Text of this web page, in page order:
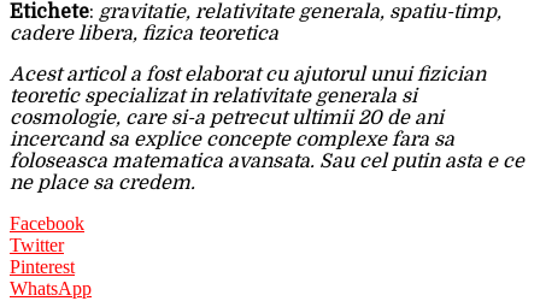
Etichete: gravitatie, relativitate generala, spatiu-timp,
cadere libera, fizica teoretica
Acest articol a fost elaborat cu ajutorul unui fizician
teoretic specializat in relativitate generala si
cosmologie, care si-a petrecut ultimii 20 de ani
incercand sa explice concepte complexe fara sa
foloseasca matematica avansata. Sau cel putin asta e ce
ne place sa credem.
Facebook
Twitter
Pinterest
WhatsApp